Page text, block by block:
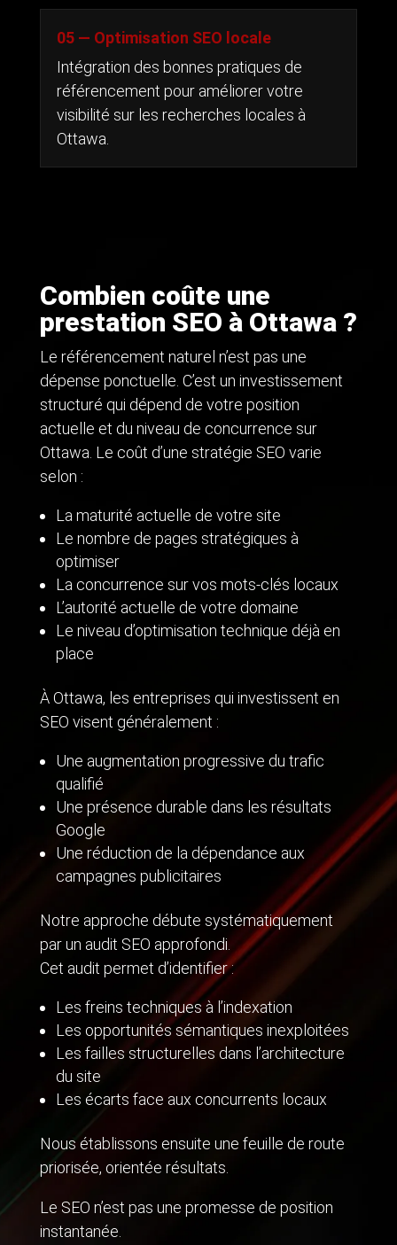
05 — Optimisation SEO locale
Intégration des bonnes pratiques de
référencement pour améliorer votre
visibilité sur les recherches locales à
Ottawa.
Combien coûte une
prestation SEO à Ottawa ?
Le référencement naturel n’est pas une
dépense ponctuelle. C’est un investissement
structuré qui dépend de votre position
actuelle et du niveau de concurrence sur
Ottawa. Le coût d’une stratégie SEO varie
selon :
La maturité actuelle de votre site
Le nombre de pages stratégiques à
optimiser
La concurrence sur vos mots-clés locaux
L’autorité actuelle de votre domaine
Le niveau d’optimisation technique déjà en
place
À Ottawa, les entreprises qui investissent en
SEO visent généralement :
Une augmentation progressive du trafic
qualifié
Une présence durable dans les résultats
Google
Une réduction de la dépendance aux
campagnes publicitaires
Notre approche débute systématiquement
par un audit SEO approfondi.
Cet audit permet d’identifier :
Les freins techniques à l’indexation
Les opportunités sémantiques inexploitées
Les failles structurelles dans l’architecture
du site
Les écarts face aux concurrents locaux
Nous établissons ensuite une feuille de route
priorisée, orientée résultats.
Le SEO n’est pas une promesse de position
instantanée.